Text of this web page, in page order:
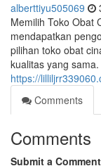
alberttiyu505069
Memilih Toko Obat
mendapatkan
pilihan toko obat
kualitas yang
https://
Comments
Comments
Submit a Comment